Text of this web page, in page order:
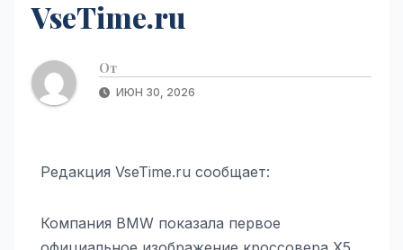
VseTime.ru
От
ИЮН 30, 2026
Редакция VseTime.ru сообщает:
Компания BMW показала первое